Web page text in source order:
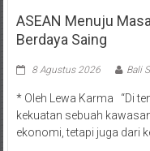
ASEAN Menuju
Berdaya Saing
8 Agustus 2026 Bali
* Oleh Lewa Karma “Di
kekuatan sebuah
ekonomi, tetapi juga dari